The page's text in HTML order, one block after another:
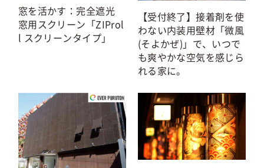
窓を活かす：完全遮光
窓用スクリーン「ZIProl
l スクリーンタイプ」
【受付終了】接着剤を使
わない内装用壁材「微風
(そよかぜ)」で、いつで
も爽やかな空気を感じら
れる家に。